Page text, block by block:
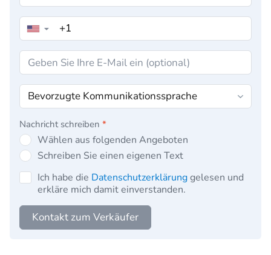
▼
Nachricht schreiben *
Wählen aus folgenden Angeboten
Schreiben Sie einen eigenen Text
Ich habe die Datenschutzerklärunggelesen und
erkläre mich damit einverstanden.
Kontakt zum Verkäufer